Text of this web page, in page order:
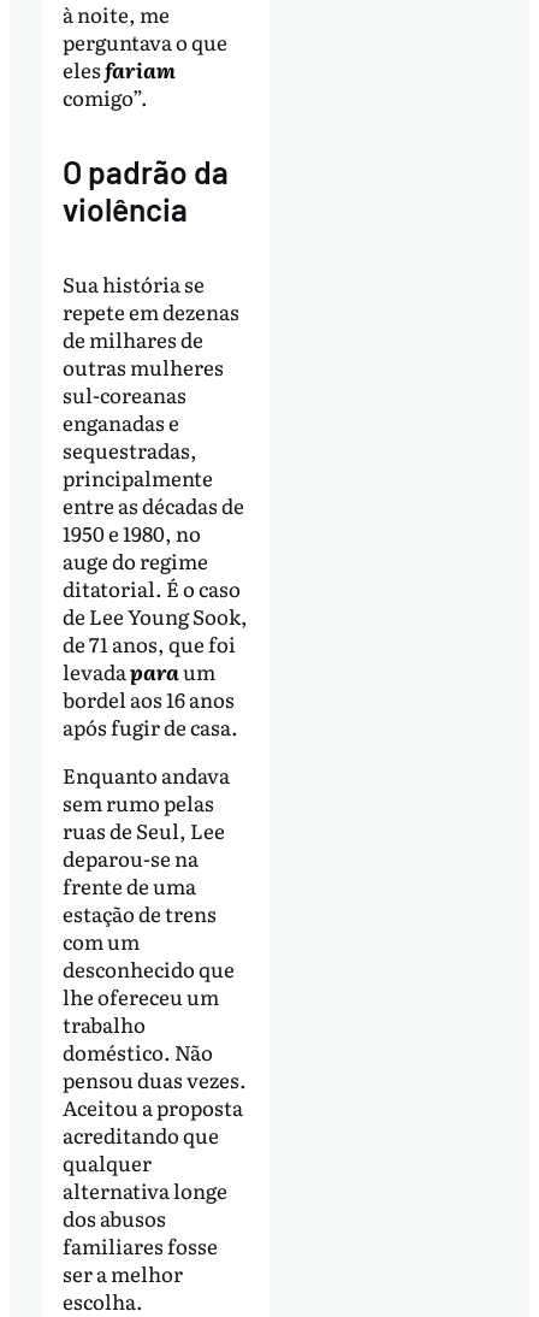
à noite, me
perguntava o que
elesfariam
comigo”.
O padrão da
violência
Sua história se
repete em dezenas
de milhares de
outras mulheres
sul-coreanas
enganadas e
sequestradas,
principalmente
entre as décadas de
1950 e 1980, no
auge do regime
ditatorial. É o caso
de Lee Young Sook,
de 71 anos, que foi
levadaparaum
bordel aos 16 anos
após fugir de casa.
Enquanto andava
sem rumo pelas
ruas de Seul, Lee
deparou-se na
frente de uma
estação de trens
com um
desconhecido que
lhe ofereceu um
trabalho
doméstico. Não
pensou duas vezes.
Aceitou a proposta
acreditando que
qualquer
alternativa longe
dos abusos
familiares fosse
ser a melhor
escolha.